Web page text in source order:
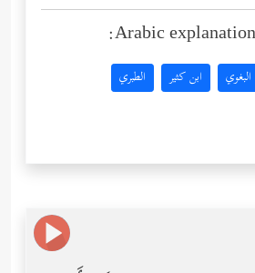
Arabic
البغوي ابن كثير الطبري